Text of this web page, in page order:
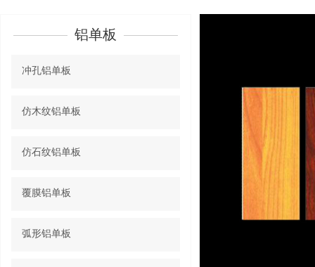
铝单板
冲孔铝单板
仿木纹铝单板
仿石纹铝单板
覆膜铝单板
弧形铝单板